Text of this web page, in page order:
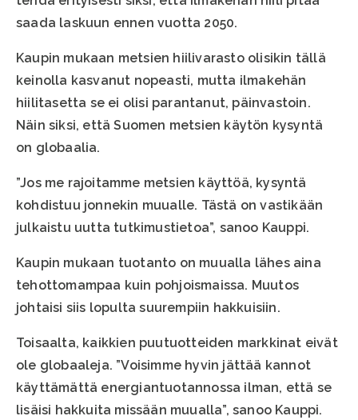
saada laskuun ennen vuotta 2050.
Kaupin mukaan metsien hiilivarasto olisikin tällä
keinolla kasvanut nopeasti, mutta ilmakehän
hiilitasetta se ei olisi parantanut, päinvastoin.
Näin siksi, että Suomen metsien käytön kysyntä
on globaalia.
”Jos me rajoitamme metsien käyttöä, kysyntä
kohdistuu jonnekin muualle. Tästä on vastikään
julkaistu uutta tutkimustietoa”, sanoo Kauppi.
Kaupin mukaan tuotanto on muualla lähes aina
tehottomampaa kuin pohjoismaissa. Muutos
johtaisi siis lopulta suurempiin hakkuisiin.
Toisaalta, kaikkien puutuotteiden markkinat eivät
ole globaaleja. ”Voisimme hyvin jättää kannot
käyttämättä energiantuotannossa ilman, että se
lisäisi hakkuita missään muualla”, sanoo Kauppi.